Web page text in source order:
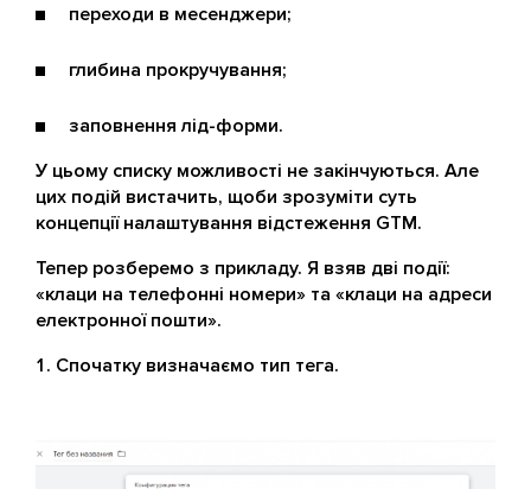
переходи в месенджери;
глибина прокручування;
заповнення лід-форми.
У цьому списку можливості не закінчуються. Але
цих подій вистачить, щоби зрозуміти суть
концепції налаштування відстеження GTM.
Тепер розберемо з прикладу. Я взяв дві події:
«клаци на телефонні номери» та «клаци на адреси
електронної пошти».
Спочатку визначаємо тип тега.